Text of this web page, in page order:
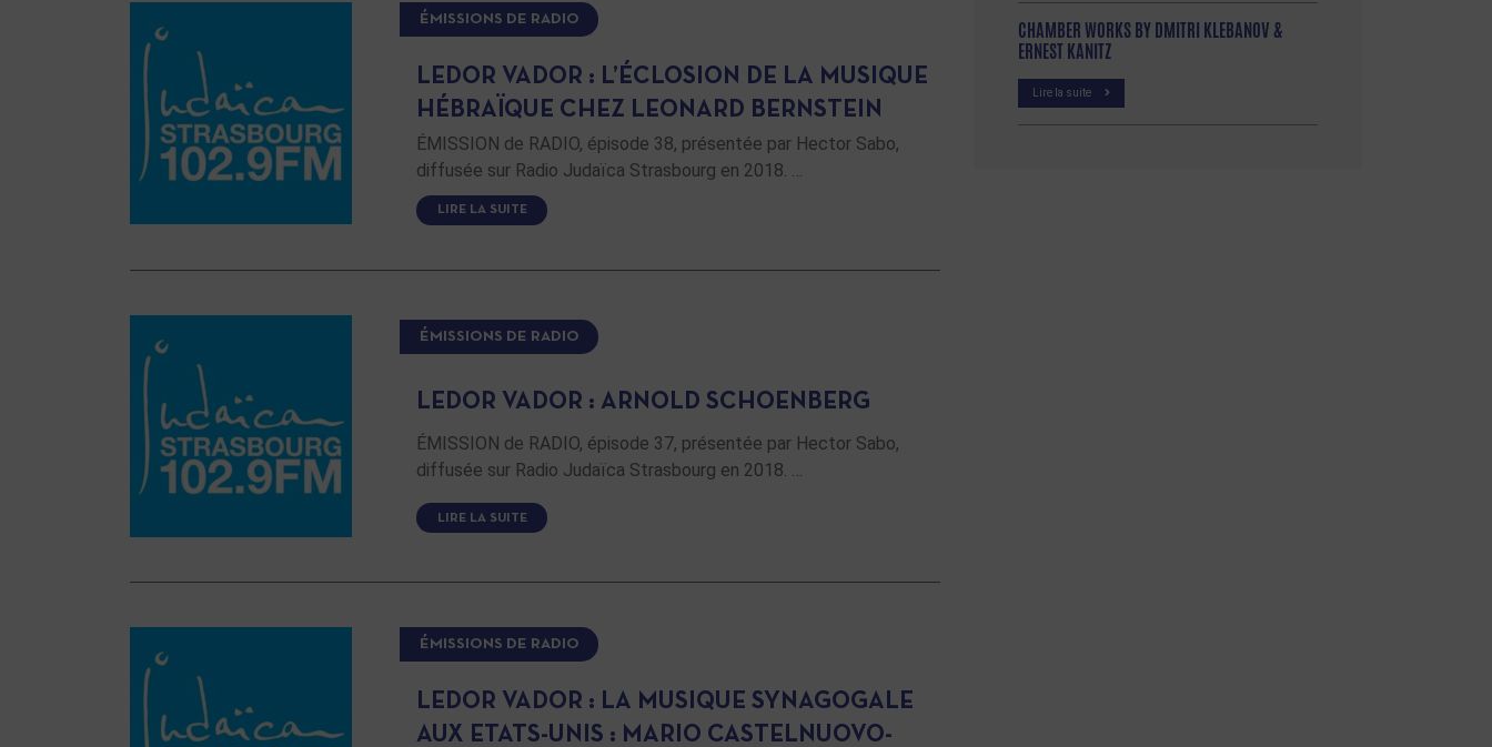
ÉMISSIONS DE RADIO
LEDOR VADOR : L’ÉCLOSION DE LA MUSIQUE
HÉBRAÏQUE CHEZ LEONARD BERNSTEIN
ÉMISSION de RADIO, épisode 38, présentée par Hector Sabo,
diffusée sur Radio Judaïca Strasbourg en 2018. …
LIRE LA SUITE
ÉMISSIONS DE RADIO
LEDOR VADOR : ARNOLD SCHOENBERG
ÉMISSION de RADIO, épisode 37, présentée par Hector Sabo,
diffusée sur Radio Judaïca Strasbourg en 2018. …
LIRE LA SUITE
ÉMISSIONS DE RADIO
LEDOR VADOR : LA MUSIQUE SYNAGOGALE
AUX ETATS-UNIS : MARIO CASTELNUOVO-
CHAMBER WORKS BY DMITRI KLEBANOV &
ERNEST KANITZ
Lire la suite